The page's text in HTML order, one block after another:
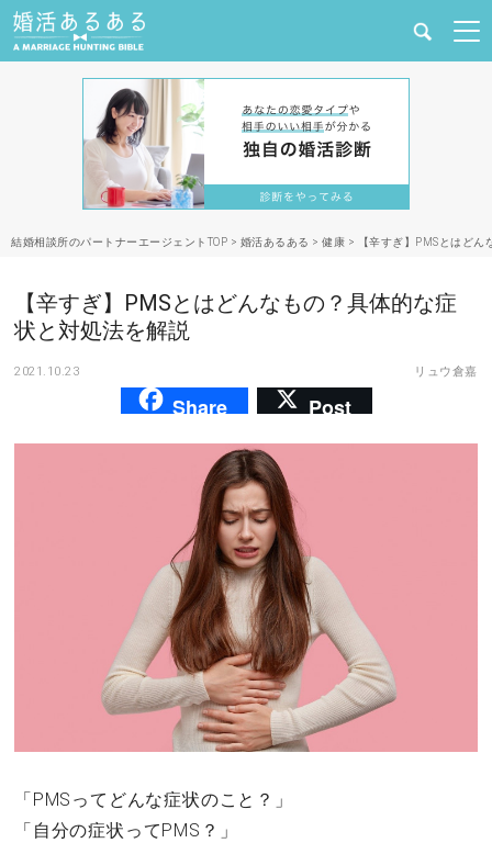
婚活と結婚
恋愛の悩み
合コン・街コン
マッチングアプリ
仕事とキャリア
ファッション・美容
結婚相談所のパートナーエージェントTOP > 婚活あるある > 健康 > 【辛すぎ】PMSとはど
【辛すぎ】PMSとはどんなもの？具体的な症
状と対処法を解説
2021.10.23 リュウ倉嘉
Share Post
「PMSってどんな症状のこと？」
「自分の症状ってPMS？」